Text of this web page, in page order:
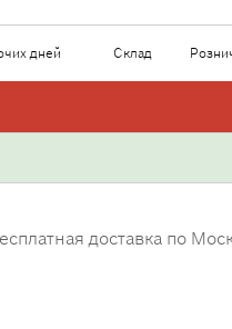
дней Склад
доставка по